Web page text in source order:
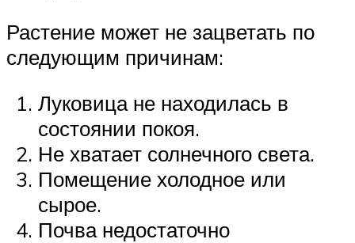
Растение может не зацветать по
следующим причинам:
Луковица не находилась в
состоянии покоя.
Не хватает солнечного света.
Помещение холодное или
сырое.
Почва недостаточно